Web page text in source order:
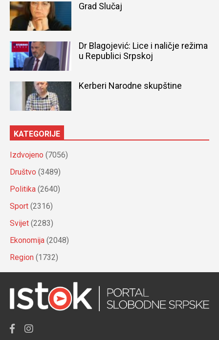
Grad Slučaj
Dr Blagojević: Lice i naličje režima
u Republici Srpskoj
Kerberi Narodne skupštine
KATEGORIJE
Izdvojeno (7056)
Društvo (3489)
Politika (2640)
Sport (2316)
Svijet (2283)
Ekonomija (2048)
Region (1732)